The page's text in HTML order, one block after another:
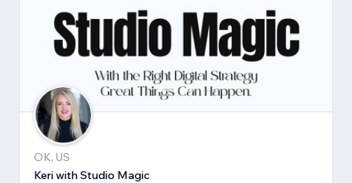
OK, US
Keri with Studio Magic